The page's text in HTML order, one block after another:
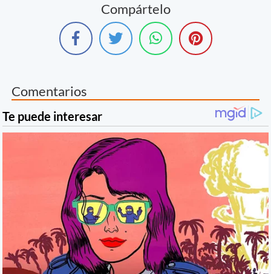
Compártelo
Comentarios